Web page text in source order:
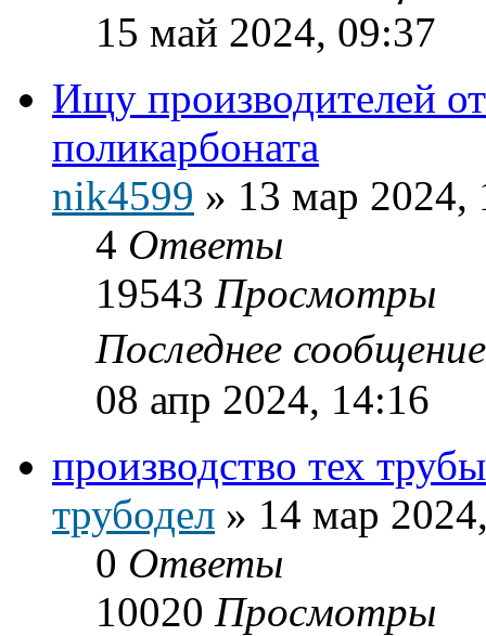
15 май 2024, 09:37
Ищу производителей
поликарбоната
nik4599 » 13 мар 2024,
4 Ответы
19543 Просмотры
Последнее
08 апр 2024, 14:16
производство тех
трубодел » 14 мар
0 Ответы
10020 Просмотры